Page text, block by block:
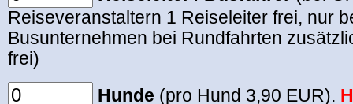
Reiseveranstaltern 1 Reiseleiter frei, nur
Busunternehmen bei Rundfahrten
frei)
Hunde (pro Hund 3,90 EUR).